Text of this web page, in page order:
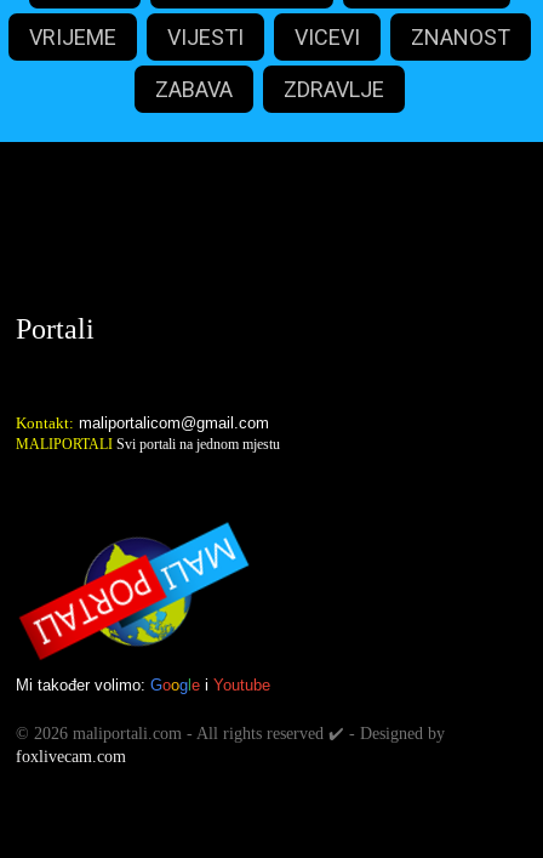
VRIJEME VIJESTI VICEVI ZNANOST
ZABAVA ZDRAVLJE
Portali
Kontakt: maliportalicom@gmail.com
MALIPORTALI Svi portali na jednom mjestu
Mi također volimo: Goog e i Youtube
© 2026 maliportali.com - All rights reserved ✔️ - Designed by
foxlivecam.com